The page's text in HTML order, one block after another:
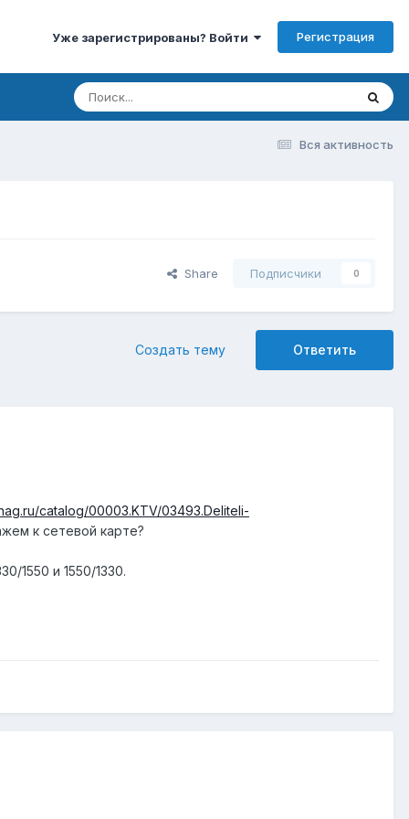
Уже зарегистрированы? Войти Регистрация
Вся активность
Share Подписчики 0
Ответить
Создать тему
catalog/00003.KTV/03493.Deliteli-
к сетевой карте?
1550 и 1550/1330.